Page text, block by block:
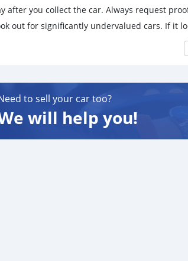
after you collect the car. Always request
out for significantly undervalued cars. If it
to sell your car too?
will help you!